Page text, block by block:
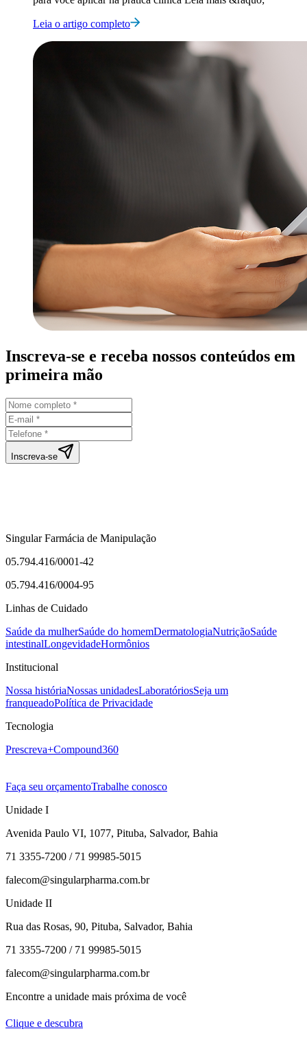
Leia o artigo completo
Inscreva-se e receba nossos conteúdos em
primeira mão
Inscreva-se
Singular Farmácia de Manipulação
05.794.416/0001-42
05.794.416/0004-95
Linhas de Cuidado
Saúde da mulherSaúde do homemDermatologiaNutriçãoSaúde
intestinalLongevidadeHormônios
Institucional
Nossa históriaNossas unidadesLaboratóriosSeja um
franqueadoPolítica de Privacidade
Tecnologia
Prescreva+Compound360
Faça seu orçamentoTrabalhe conosco
Unidade I
Avenida Paulo VI, 1077, Pituba, Salvador, Bahia
71 3355-7200 / 71 99985-5015
falecom@singularpharma.com.br
Unidade II
Rua das Rosas, 90, Pituba, Salvador, Bahia
71 3355-7200 / 71 99985-5015
falecom@singularpharma.com.br
Encontre a unidade mais próxima de você
Clique e descubra